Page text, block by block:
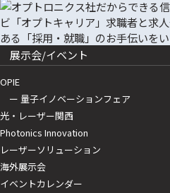
展示会/イベント
OPIE
ー 量子イノベーションフェア
光・レーザー関西
Photonics Innovation
レーザーソリューション
海外展示会
イベントカレンダー